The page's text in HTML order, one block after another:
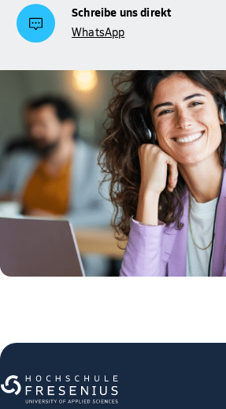
Schreibe uns direkt
WhatsApp